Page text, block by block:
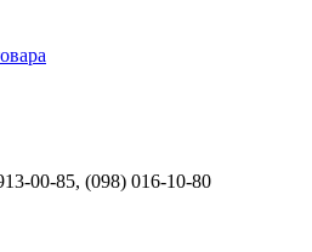
00-85, (098) 016-10-80